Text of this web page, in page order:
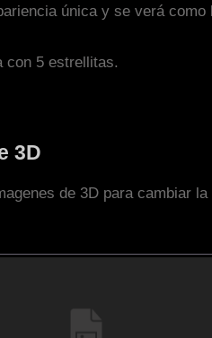
única y se verá
con 5 estrellitas.
3D
de 3D para cambiar la